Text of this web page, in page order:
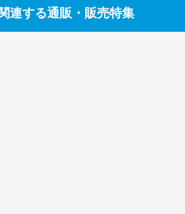
連する通販・販売特集